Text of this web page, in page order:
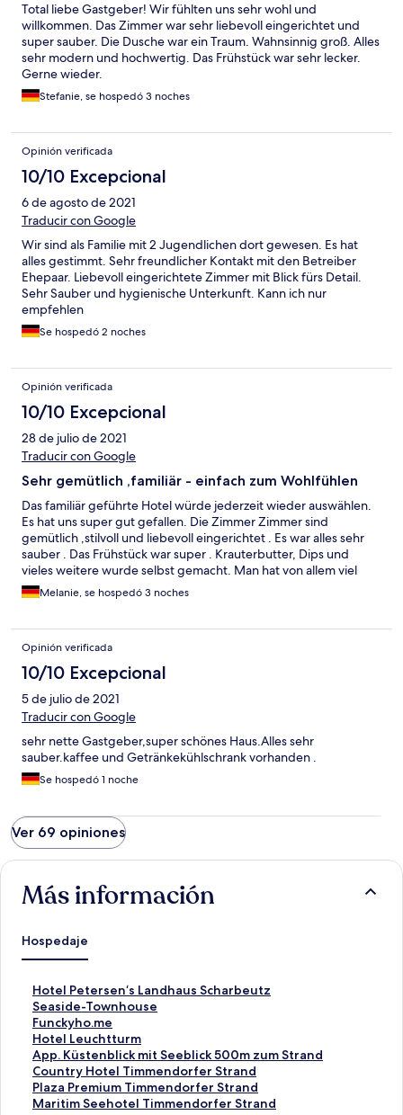
Total liebe Gastgeber! Wir fühlten uns sehr wohl und
willkommen. Das Zimmer war sehr liebevoll eingerichtet und
super sauber. Die Dusche war ein Traum. Wahnsinnig groß. Alles
sehr modern und hochwertig. Das Frühstück war sehr lecker.
Gerne wieder.
Stefanie, se hospedó 3 noches
Opinión verificada
10/10 Excepcional
6 de agosto de 2021
Traducir con Google
Wir sind als Familie mit 2 Jugendlichen dort gewesen. Es hat
alles gestimmt. Sehr freundlicher Kontakt mit den Betreiber
Ehepaar. Liebevoll eingerichtete Zimmer mit Blick fürs Detail.
Sehr Sauber und hygienische Unterkunft. Kann ich nur
empfehlen
Se hospedó 2 noches
Opinión verificada
10/10 Excepcional
28 de julio de 2021
Traducir con Google
Sehr gemütlich ,familiär - einfach zum Wohlfühlen
Das familiär geführte Hotel würde jederzeit wieder auswählen.
Es hat uns super gut gefallen. Die Zimmer Zimmer sind
gemütlich ,stilvoll und liebevoll eingerichtet . Es war alles sehr
sauber . Das Frühstück war super . Krauterbutter, Dips und
vieles weitere wurde selbst gemacht. Man hat von allem viel
Auswahl . In diesem Hotel steckt viel Liebe zum Detail und man
kann sich einfach nur wohlfühlen . Der Weg zum Strand ist mit
Melanie, se hospedó 3 noches
Opinión verificada
10/10 Excepcional
5 de julio de 2021
Traducir con Google
sehr nette Gastgeber,super schönes Haus.Alles sehr
sauber.kaffee und Getränkekühlschrank vorhanden .
Se hospedó 1 noche
Ver 69 opiniones
Más información
Hospedaje
Hotel Petersen‘s Landhaus Scharbeutz
E
n
l
a
c
e
p
a
Seaside-Townhouse
E
n
l
a
c
e
p
Funckyho.me
E
n
l
a
c
e
Hotel Leuchtturm
E
n
l
a
c
App. Küstenblick mit Seeblick 500m zum Strand
E
n
l
a
Country Hotel Timmendorfer Strand
E
n
l
Plaza Premium Timmendorfer Strand
E
n
Maritim Seehotel Timmendorfer Strand
E